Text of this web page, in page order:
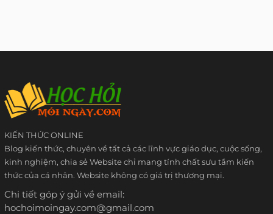
KIẾN THỨC ONLINE
Blog kiến thức, chuyên về tất cả các lĩnh vực giáo dục, cuộc sống,
kinh nghiệm, chia sẻ Website chỉ mang tính chất sưu tầm kiến
thức của cá nhân. Website không có giá trị thương mại.
Chi tiết góp ý gửi về email:
hochoimoingay.com@gmail.com